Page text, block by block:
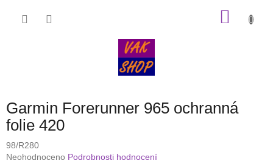
Garmin Forerunner 965 ochranná
folie 420
98/R280
Průměrné
Neohodnoceno Podrobnosti hodnocení